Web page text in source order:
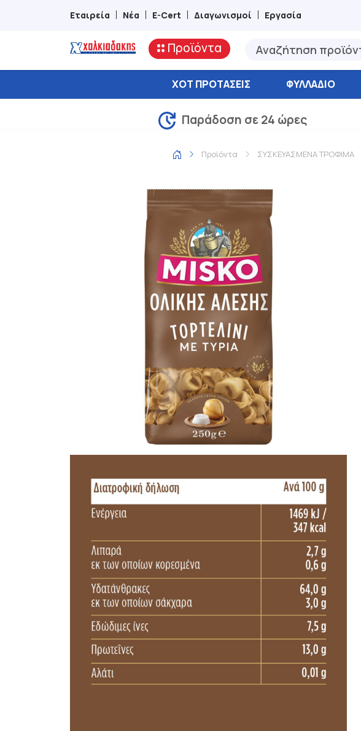
Εταιρεία Νέα E-Cert Διαγωνισμοί Εργασία
Προϊόντα
ΧΟΤ ΠΡΟΤΆΣΕΙΣ ΦΥΛΛΆΔΙΟ
Παράδοση σε 24 ώρες
Προϊόντα ΣΥΣΚΕΥΑΣΜΕΝΑ ΤΡΟΦΙΜΑ